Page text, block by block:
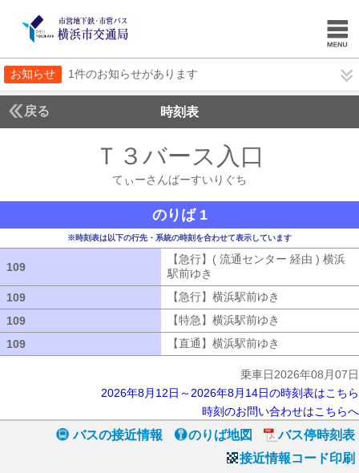
お知らせ 1件のお知らせがあります
戻る 時刻表
Ｔ３バース入口
てぃーさんばーすいりぐち
のりば 1
※時刻表は以下の行先・系統の時刻を合わせて表示しています
109
【急行】( 流通センター 経由 ) 横浜
駅前ゆき
109
【急行】横浜駅前ゆき
109
【特急】横浜駅前ゆき
109
【直通】横浜駅前ゆき
乗車日2026年08月07日
2026年8月12日～2026年8月14日の時刻表はこちら
時刻のお問い合わせはこちらへ
バスの接近情報 のりば地図
バス停時刻表
接近情報コード印刷